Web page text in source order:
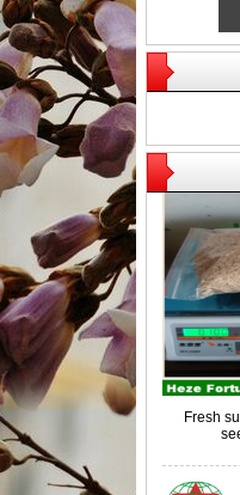
للتربية